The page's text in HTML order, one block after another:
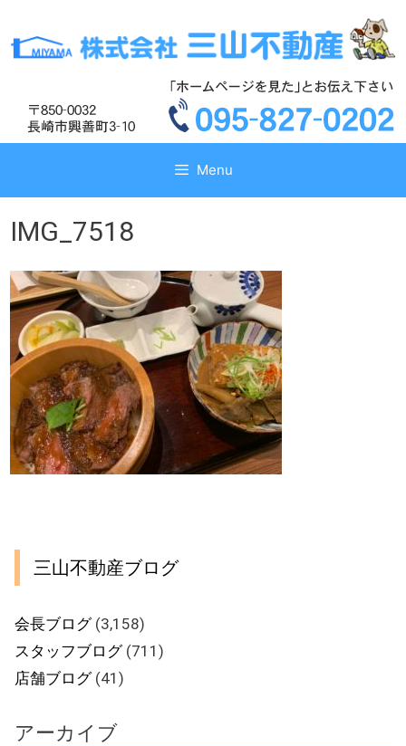
テ
ス
テ
ス
Menu
IMG_7518
三山不動産ブログ
会長ブログ(3,158)
スタッフブログ(711)
店舗ブログ(41)
アーカイブ